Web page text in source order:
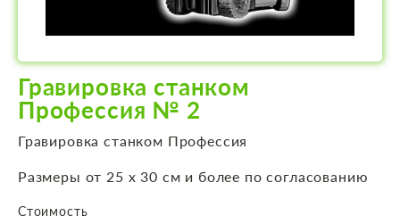
Гравировка станком
Профессия № 2
Гравировка станком Профессия
Размеры от 25 х 30 см и более по согласованию
Стоимость